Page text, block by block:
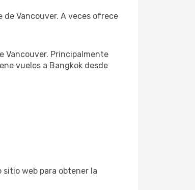
de Vancouver. A veces ofrece
Vancouver. Principalmente
vuelos a Bangkok desde
sitio web para obtener la